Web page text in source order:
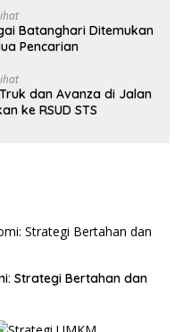
Batanghari Ditemukan
Pencarian
dan Avanza di Jalan
ke RSUD STS
Strategi Bertahan dan